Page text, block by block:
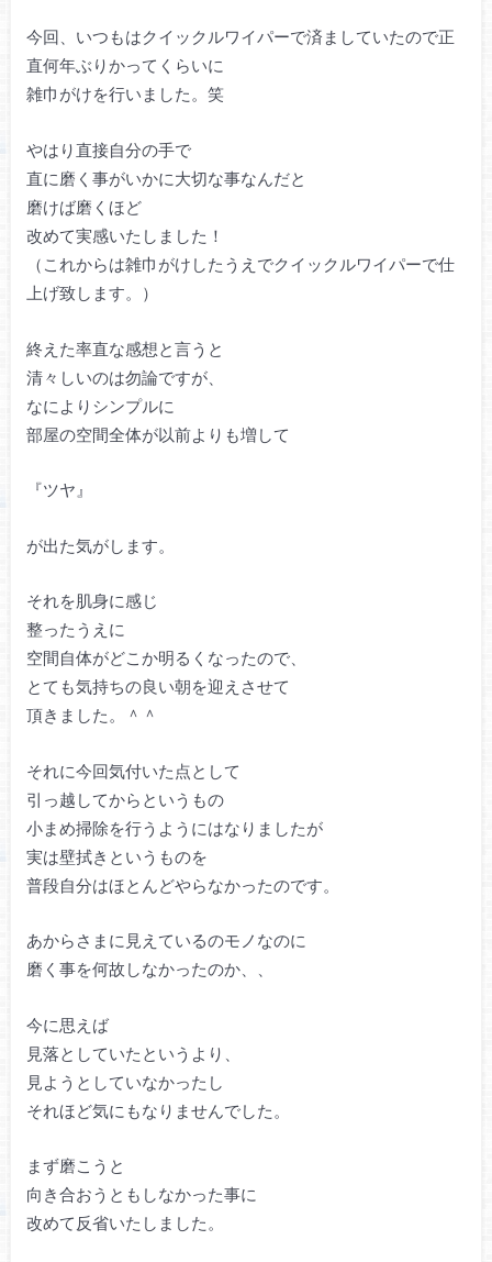
今回、いつもはクイックルワイパーで済ましていたので正
直何年ぶりかってくらいに
雑巾がけを行いました。笑
やはり直接自分の手で
直に磨く事がいかに大切な事なんだと
磨けば磨くほど
改めて実感いたしました！
（これからは雑巾がけしたうえでクイックルワイパーで仕
上げ致します。）
終えた率直な感想と言うと
清々しいのは勿論ですが、
なによりシンプルに
部屋の空間全体が以前よりも増して
『ツヤ』
が出た気がします。
それを肌身に感じ
整ったうえに
空間自体がどこか明るくなったので、
とても気持ちの良い朝を迎えさせて
頂きました。＾＾
それに今回気付いた点として
引っ越してからというもの
小まめ掃除を行うようにはなりましたが
実は壁拭きというものを
普段自分はほとんどやらなかったのです。
あからさまに見えているのモノなのに
磨く事を何故しなかったのか、、
今に思えば
見落としていたというより、
見ようとしていなかったし
それほど気にもなりませんでした。
まず磨こうと
向き合おうともしなかった事に
改めて反省いたしました。